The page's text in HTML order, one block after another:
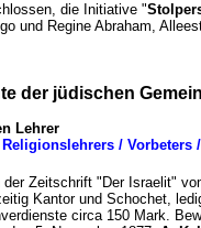
die Initiative "
und Regine Abraham,
der jüdischen
Lehrer
/ Vorbeters
Zeitschrift "Der Israelit"
Kantor und Schochet,
circa 150 Mark.